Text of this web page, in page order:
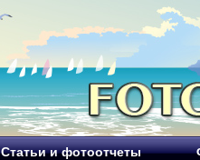
Статьи и фотоотчеты